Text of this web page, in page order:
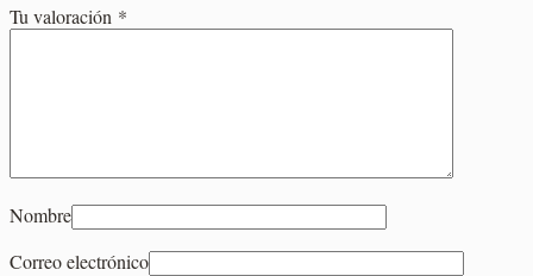
Tu valoración *
Nombre
Correo electrónico